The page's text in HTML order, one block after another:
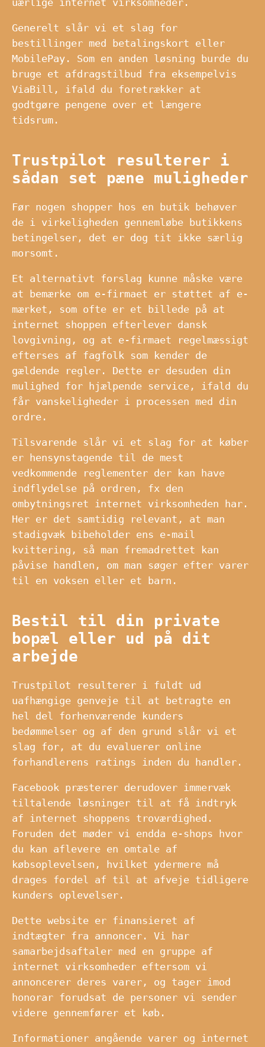
Generelt slår vi et slag for
bestillinger med betalingskort eller
MobilePay. Som en anden løsning burde du
bruge et afdragstilbud fra eksempelvis
ViaBill, ifald du foretrækker at
godtgøre pengene over et længere
tidsrum.
Trustpilot resulterer i
sådan set pæne muligheder
Før nogen shopper hos en butik behøver
de i virkeligheden gennemløbe butikkens
betingelser, det er dog tit ikke særlig
morsomt.
Et alternativt forslag kunne måske være
at bemærke om e-firmaet er støttet af e-
mærket, som ofte er et billede på at
internet shoppen efterlever dansk
lovgivning, og at e-firmaet regelmæssigt
efterses af fagfolk som kender de
gældende regler. Dette er desuden din
mulighed for hjælpende service, ifald du
får vanskeligheder i processen med din
ordre.
Tilsvarende slår vi et slag for at køber
er hensynstagende til de mest
vedkommende reglementer der kan have
indflydelse på ordren, fx den
ombytningsret internet virksomheden har.
Her er det samtidig relevant, at man
stadigvæk bibeholder ens e-mail
kvittering, så man fremadrettet kan
påvise handlen, om man søger efter varer
til en voksen eller et barn.
Bestil til din private
bopæl eller ud på dit
arbejde
Trustpilot resulterer i fuldt ud
uafhængige genveje til at betragte en
hel del forhenværende kunders
bedømmelser og af den grund slår vi et
slag for, at du evaluerer online
forhandlerens ratings inden du handler.
Facebook præsterer derudover immervæk
tiltalende løsninger til at få indtryk
af internet shoppens troværdighed.
Foruden det møder vi endda e-shops hvor
du kan aflevere en omtale af
købsoplevelsen, hvilket ydermere må
drages fordel af til at afveje tidligere
kunders oplevelser.
Dette website er finansieret af
indtægter fra annoncer. Vi har
samarbejdsaftaler med en gruppe af
internet virksomheder eftersom vi
annoncerer deres varer, og tager imod
honorar forudsat de personer vi sender
videre gennemfører et køb.
Informationer angående varer og internet